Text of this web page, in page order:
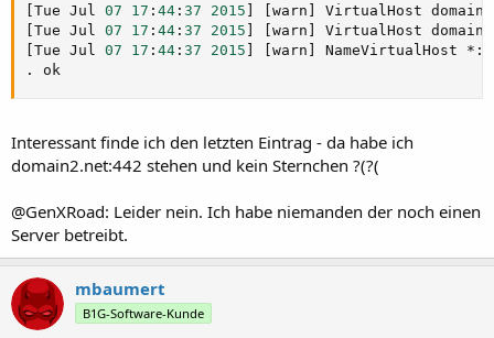
Tue Jul 07 17 : 44 : 37 2015 warn VirtualHost domain2
Tue Jul 07 17 : 44 : 37 2015 warn VirtualHost domain3
Tue Jul 07 17 : 44 : 37 2015 warn NameVirtualHost * :
.
ok
Interessant finde ich den letzten Eintrag - da habe ich
domain2.net:442 stehen und kein Sternchen ?(?(
@GenXRoad: Leider nein. Ich habe niemanden der noch einen
Server betreibt.
mbaumert
B1G-Software-Kunde